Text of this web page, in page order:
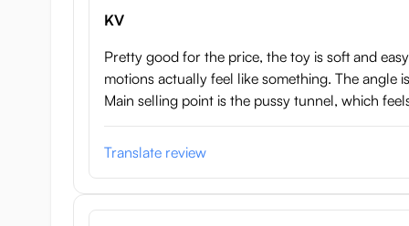
KV
Pretty good for the price, the toy is soft and
motions actually feel like something. The angle
Main selling point is the pussy tunnel, which
Translate review